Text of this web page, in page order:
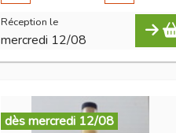
Réception le
mercredi 12/08
dès mercredi 12/08